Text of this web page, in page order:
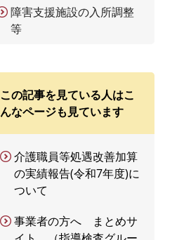
障害支援施設の入所調整
等
この記事を見ている人はこ
んなページも見ています
介護職員等処遇改善加算
の実績報告(令和7年度)に
ついて
事業者の方へ まとめサ